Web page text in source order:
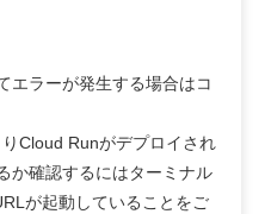
エラーが発生する場合はコ
Cloud Runがデプロイされ
か確認するにはターミナル
が起動していることをご